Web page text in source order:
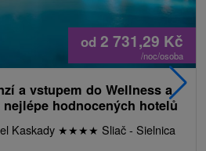
od 2 731,29 Kč
/noc/osoba
a vstupem do Wellness a
hodnocených hotelů
Kaskady ★★★★ Sliač - Sielnica